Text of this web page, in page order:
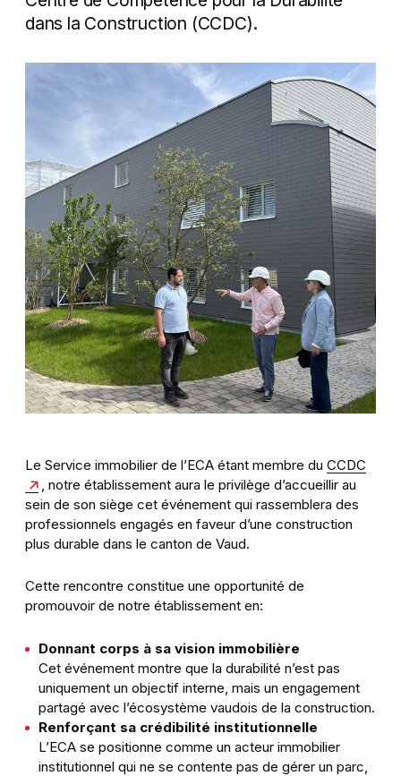
Recherche
dans la Construction (CCDC).
Le Service immobilier de l’ECA étant membre du CCDC
, notre établissement aura le privilège d’accueillir au
sein de son siège cet événement qui rassemblera des
professionnels engagés en faveur d’une construction
plus durable dans le canton de Vaud.
Cette rencontre constitue une opportunité de
promouvoir de notre établissement en:
Donnant corps à sa vision immobilière
Cet événement montre que la durabilité n’est pas
uniquement un objectif interne, mais un engagement
partagé avec l’écosystème vaudois de la construction.
Renforçant sa crédibilité institutionnelle
L’ECA se positionne comme un acteur immobilier
institutionnel qui ne se contente pas de gérer un parc,